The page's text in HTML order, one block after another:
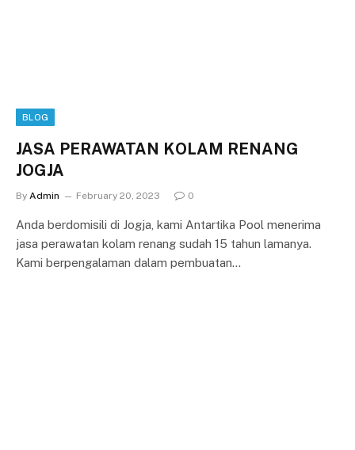
BLOG
JASA PERAWATAN KOLAM RENANG
JOGJA
By Admin February 20, 2023 0
Anda berdomisili di Jogja, kami Antartika Pool menerima
jasa perawatan kolam renang sudah 15 tahun lamanya.
Kami berpengalaman dalam pembuatan…